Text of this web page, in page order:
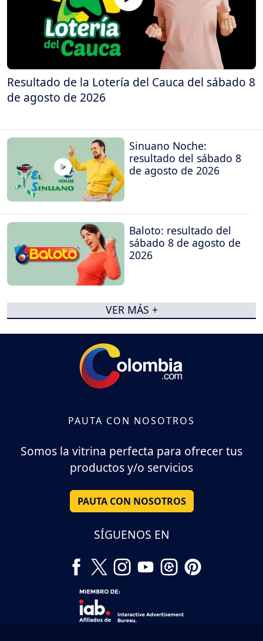
Resultado de la Lotería del Cauca del sábado 8
de agosto de 2026
Sinuano Noche:
resultado del sábado 8
de agosto de 2026
Baloto: resultado del
sábado 8 de agosto de
2026
VER MÁS +
PAUTA CON NOSOTROS
Somos la vitrina perfecta para ofrecer tus
productos y/o servicios
PAUTA CON NOSOTROS
SÍGUENOS EN